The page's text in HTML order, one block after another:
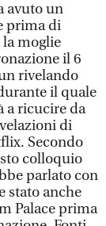
avuto un
prima di
la moglie
il 6
rivelando
il quale
a ricucire da
di
Secondo
colloquio
parlato con
stato anche
Palace prima